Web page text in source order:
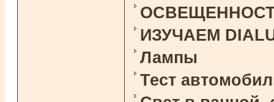
ОСВЕЩЕННОСТЬ
ИЗУЧАЕМ
Лампы
Тест